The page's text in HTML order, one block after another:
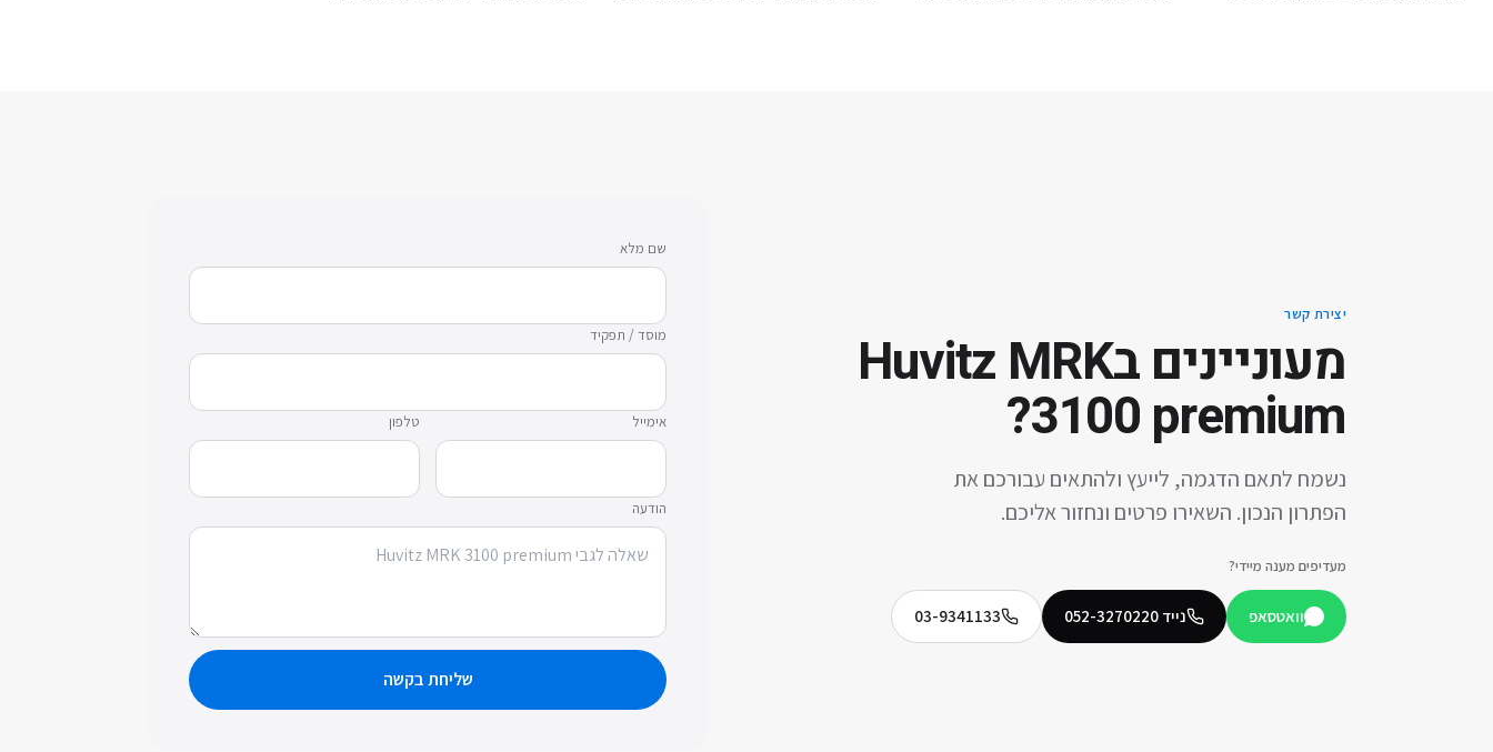
יצירת קשר
מעוניינים בHuvitz MRK
3100 premium
?
נשמח לתאם הדגמה, לייעץ ולהתאים עבורכם את
הפתרון הנכון. השאירו פרטים ונחזור אליכם.
מעדיפים מענה מיידי?
וואטסאפ נייד 052-3270220
03-9341133
שם מלא
מוסד / תפקיד
אימייל טלפון
הודעה
שליחת בקשה